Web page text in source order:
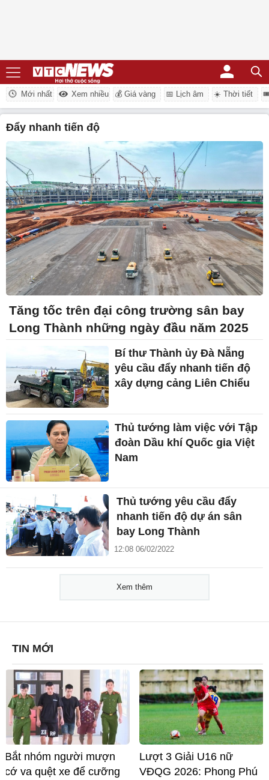
Mới nhất Xem nhiều 💰 Giá vàng 📅 Lịch âm ☀️ Thời tiết
đẩy nhanh tiến độ
Tăng tốc trên đại công trường sân bay
Long Thành những ngày đầu năm 2025
Bí thư Thành ủy Đà Nẵng
yêu cầu đẩy nhanh tiến độ
xây dựng cảng Liên Chiểu
Thủ tướng làm việc với Tập
đoàn Dầu khí Quốc gia Việt
Nam
Thủ tướng yêu cầu đẩy
nhanh tiến độ dự án sân
bay Long Thành
12:08 06/02/2022
Xem thêm
TIN MỚI
Bắt nhóm người mượn
cớ va quệt xe để cưỡng
Lượt 3 Giải U16 nữ
VĐQG 2026: Phong Phú